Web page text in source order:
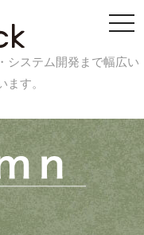
システム開発まで幅広い
ます。